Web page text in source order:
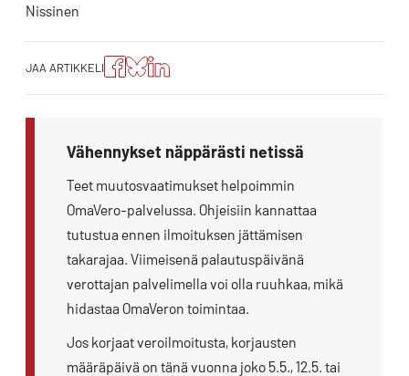
Nissinen
JAA ARTIKKELI
Jaa
artikkeli
Facebookissa
Jaa
artikkeli
Blueskyssa
Jako:
Jaa
artikkeli
Vähennykset näppärästi netissä
Teet muutosvaatimukset helpoimmin
OmaVero-palvelussa. Ohjeisiin kannattaa
tutustua ennen ilmoituksen jättämisen
takarajaa. Viimeisenä palautuspäivänä
verottajan palvelimella voi olla ruuhkaa, mikä
hidastaa OmaVeron toimintaa.
Jos korjaat veroilmoitusta, korjausten
määräpäivä on tänä vuonna joko 5.5., 12.5. tai